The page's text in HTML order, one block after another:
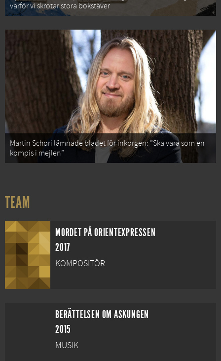
varför vi skrotar stora bokstäver
Martin Schori lämnade bladet för inkorgen: ”Ska vara som en
kompis i mejlen”
TEAM
MORDET PÅ ORIENTEXPRESSEN
2017
KOMPOSITÖR
BERÄTTELSEN OM ASKUNGEN
2015
MUSIK